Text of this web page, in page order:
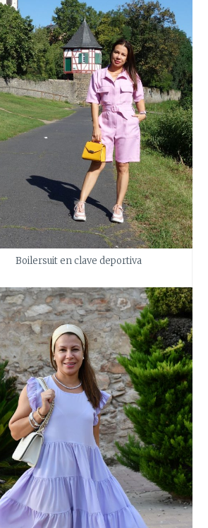
Boilersuit en clave deportiva